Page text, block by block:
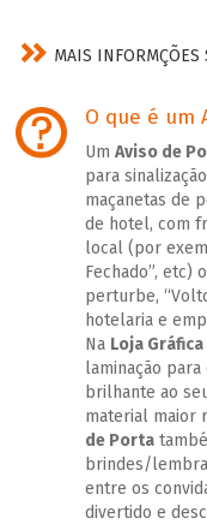
MAIS INFORMÇÕES
O que é um
Um Aviso de
para
maçanetas de
de hotel, com
local (por
Fechado”, etc)
perturbe,
hotelaria e
Na Loja
laminação
brilhante ao
material maior
de Porta
brindes/
entre os
divertido e